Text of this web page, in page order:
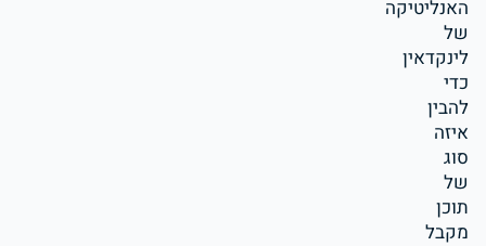
האנליטיקה
של
לינקדאין
כדי
להבין
איזה
סוג
של
תוכן
מקבל